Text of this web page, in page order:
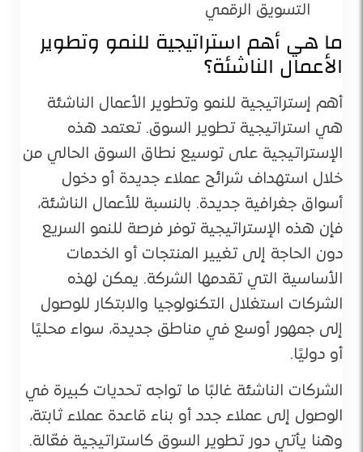
التسويق الرقمي
ما هي أهم استراتيجية للنمو وتطوير
الأعمال الناشئة؟
أهم إستراتيجية للنمو وتطوير الأعمال الناشئة
هي استراتيجية تطوير السوق. تعتمد هذه
الإستراتيجية على توسيع نطاق السوق الحالي من
خلال استهداف شرائح عملاء جديدة أو دخول
أسواق جغرافية جديدة. بالنسبة للأعمال الناشئة،
فإن هذه الإستراتيجية توفر فرصة للنمو السريع
دون الحاجة إلى تغيير المنتجات أو الخدمات
الأساسية التي تقدمها الشركة. يمكن لهذه
الشركات استغلال التكنولوجيا والابتكار للوصول
إلى جمهور أوسع في مناطق جديدة، سواء محليًا
أو دوليًا.
الشركات الناشئة غالبًا ما تواجه تحديات كبيرة في
الوصول إلى عملاء جدد أو بناء قاعدة عملاء ثابتة،
وهنا يأتي دور تطوير السوق كاستراتيجية فعّالة.